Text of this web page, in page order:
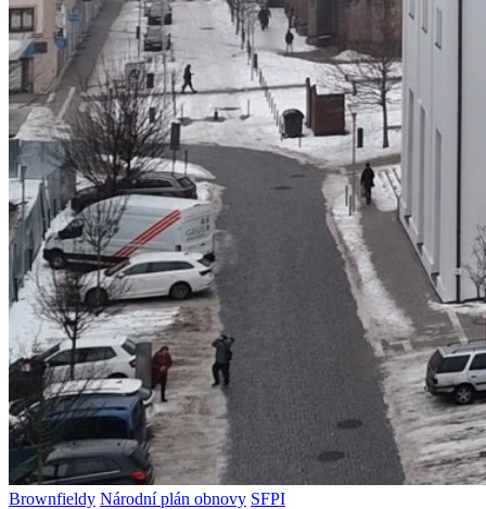
Brownfieldy Národní plán obnovy SFPI